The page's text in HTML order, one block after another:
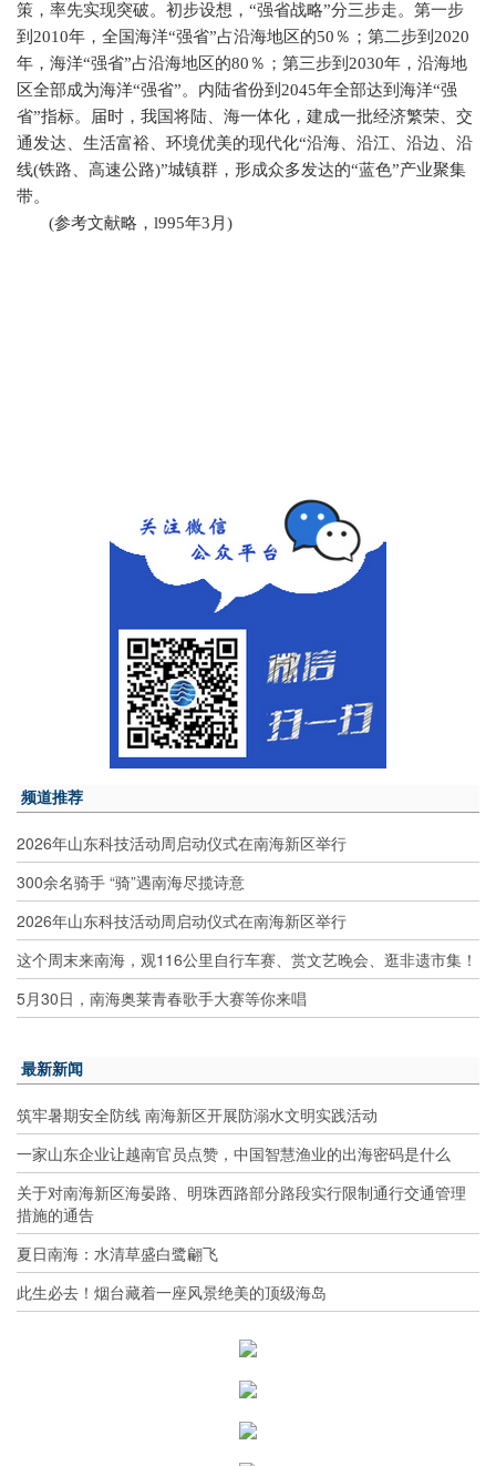
策，率先实现突破。初步设想，“强省战略”分三步走。第一步
到 2010年，全国海洋“强省”占沿海地区的50 ％；第二步到 2020
年，海洋“强省”占沿海地区的80 ％；第三步到 2030年，沿海地
区全部成为海洋“强省”。内陆省份到 2045年全部达到海洋“强
省”指标。届时，我国将陆、海一体化，建成一批经济繁荣、交
通发达、生活富裕、环境优美的现代化“沿海、沿江、沿边、沿
线(铁路、高速公路)”城镇群，形成众多发达的“蓝色”产业聚集
带。
(参考文献略，l995年3月)
频道推荐
2026年山东科技活动周启动仪式在南海新区举行
300余名骑手 “骑”遇南海尽揽诗意
2026年山东科技活动周启动仪式在南海新区举行
这个周末来南海，观116公里自行车赛、赏文艺晚会、逛非遗市集！
5月30日，南海奥莱青春歌手大赛等你来唱
最新新闻
筑牢暑期安全防线 南海新区开展防溺水文明实践活动
一家山东企业让越南官员点赞，中国智慧渔业的出海密码是什么
关于对南海新区海晏路、明珠西路部分路段实行限制通行交通管理
措施的通告
夏日南海：水清草盛白鹭翩飞
此生必去！烟台藏着一座风景绝美的顶级海岛